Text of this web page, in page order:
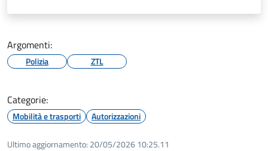
Argomenti:
Polizia ZTL
Categorie:
Mobilità e trasporti Autorizzazioni
Ultimo aggiornamento: 20/05/2026 10:25.11